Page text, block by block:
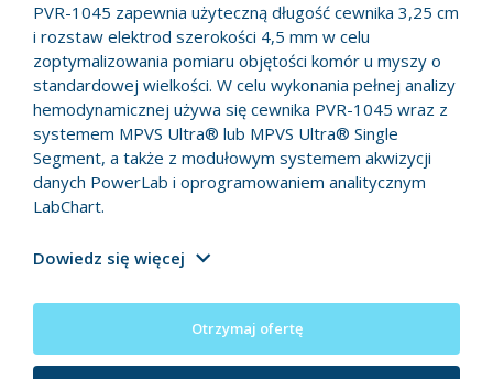
PVR-1045 zapewnia użyteczną długość cewnika 3,25 cm
i rozstaw elektrod szerokości 4,5 mm w celu
zoptymalizowania pomiaru objętości komór u myszy o
standardowej wielkości. W celu wykonania pełnej analizy
hemodynamicznej używa się cewnika PVR-1045 wraz z
systemem MPVS Ultra® lub MPVS Ultra® Single
Segment, a także z modułowym systemem akwizycji
danych PowerLab i oprogramowaniem analitycznym
LabChart.
Dowiedz się więcej
Otrzymaj ofertę